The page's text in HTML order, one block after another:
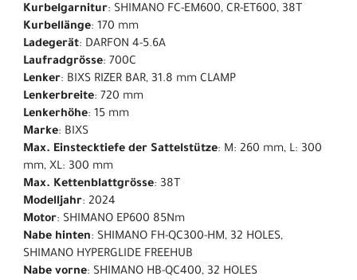
Kurbelgarnitur: SHIMANO FC-EM600, CR-ET600, 38T
Kurbellänge: 170 mm
Ladegerät: DARFON 4-5.6A
Laufradgrösse: 700C
Lenker: BIXS RIZER BAR, 31.8 mm CLAMP
Lenkerbreite: 720 mm
Lenkerhöhe: 15 mm
Marke: BIXS
Max. Einstecktiefe der Sattelstütze: M: 260 mm, L: 300
mm, XL: 300 mm
Max. Kettenblattgrösse: 38T
Modelljahr: 2024
Motor: SHIMANO EP600 85Nm
Nabe hinten: SHIMANO FH-QC300-HM, 32 HOLES,
SHIMANO HYPERGLIDE FREEHUB
Nabe vorne: SHIMANO HB-QC400, 32 HOLES